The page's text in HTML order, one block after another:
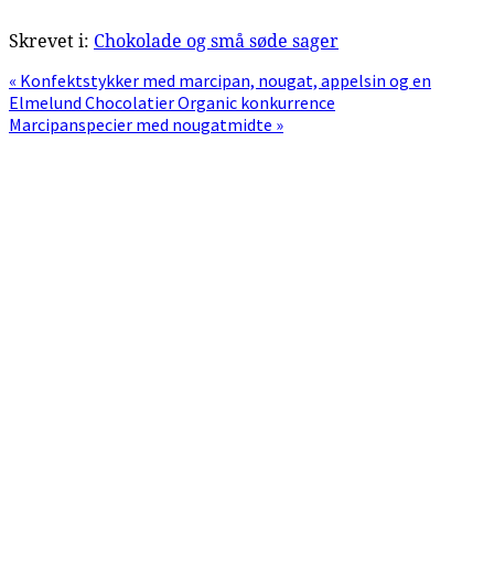
Skrevet i: Chokolade og små søde sager
Previous
Post:
« Konfektstykker med marcipan, nougat, appelsin og en
Elmelund Chocolatier Organic konkurrence
Next
Marcipanspecier med nougatmidte »